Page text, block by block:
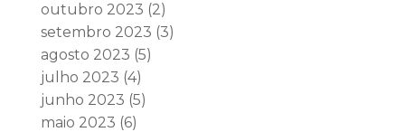
outubro 2023 (2)
setembro 2023 (3)
agosto 2023 (5)
julho 2023 (4)
junho 2023 (5)
maio 2023 (6)